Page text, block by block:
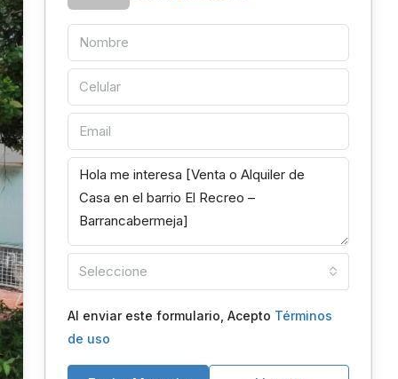
Seleccione
Al enviar este formulario, Acepto Términos
de uso